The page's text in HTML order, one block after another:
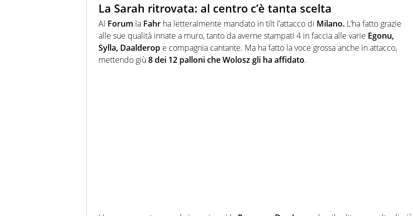
La Sarah ritrovata: al centro c’è tanta scelta
Al Forum la Fahr ha letteralmente mandato in tilt l’attacco di Milano. L’ha fatto grazie
alle sue qualità innate a muro, tanto da averne stampati 4 in faccia alle varie Egonu,
Sylla, Daalderop e compagnia cantante. Ma ha fatto la voce grossa anche in attacco,
mettendo giù 8 dei 12 palloni che Wolosz gli ha affidato.